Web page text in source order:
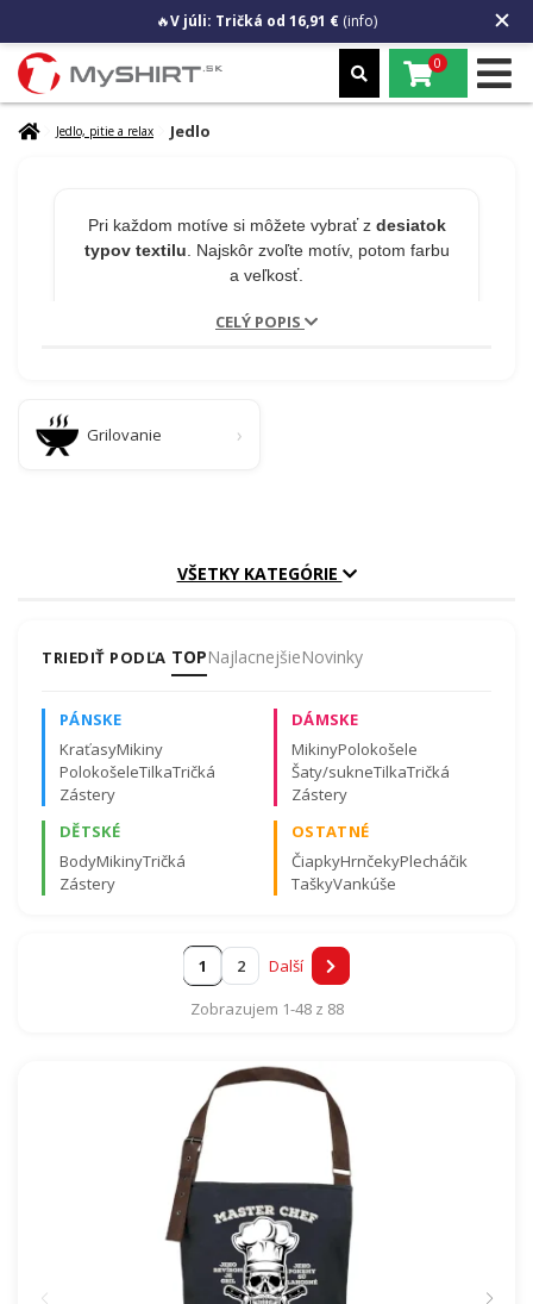
🔥V júli: Tričká od 16,91 € (info)
0
Jedlo, pitie a relax Jedlo
Pri každom motíve si môžete vybrať z desiatok
typov textilu . Najskôr zvoľte motív, potom farbu
a veľkosť.
ZADARMO
Certifikovaná kvalita materiálov a záruka spokojnosti.
CELÝ POPIS
Grilovanie
VŠETKY KATEGÓRIE
TRIEDIŤ PODĽA TOPNajlacnejšieNovinky
PÁNSKE
KraťasyMikiny
PolokošeleTilkaTričká
Zástery
DÁMSKE
MikinyPolokošele
Šaty/sukneTilkaTričká
Zástery
DĚTSKÉ
BodyMikinyTričká
Zástery
OSTATNÉ
ČiapkyHrnčekyPlecháčik
TaškyVankúše
Zobrazujem 1-48 z 88
1 2 Další